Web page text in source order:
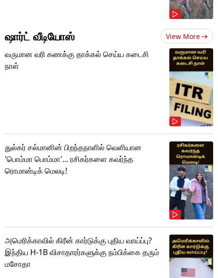
ஷார்ட் வீடியோஸ் View More
வருமான வரி கணக்கு தாக்கல் செய்ய கடைசி
நாள்
துல்கர் சல்மானின் பிறந்தநாளில் வெளியான
'பொம்மா பொம்மா'... ரசிகர்களை கவர்ந்த
ரொமான்டிக் மெலடி!
அமெரிக்காவில் கிரீன் கார்டுக்கு புதிய வாய்ப்பு?
இந்திய H-1B விசாதாரர்களுக்கு நம்பிக்கை தரும்
மசோதா